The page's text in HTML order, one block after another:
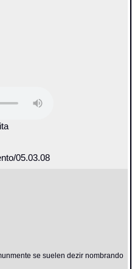
05.03.08
se suelen dezir nombrando